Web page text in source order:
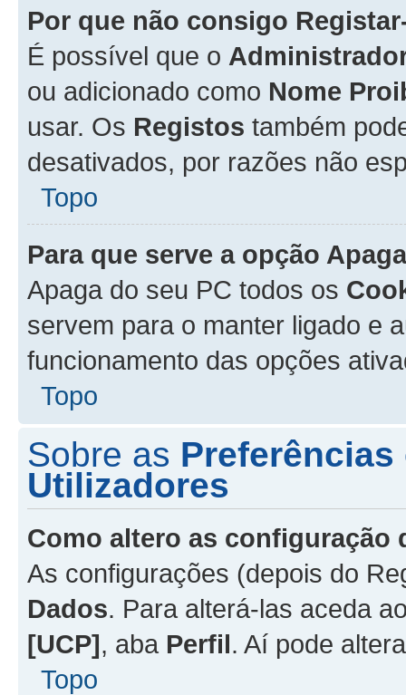
Por que não consigo
É possível que o
ou adicionado como Nome
usar. Os Registos também
desativados, por razões não
Topo
Para que serve a opção
Apaga do seu PC todos os
servem para o manter ligado e
funcionamento das opções
Topo
Sobre as
Utilizadores
Como altero as configuração
As configurações (depois do
Dados. Para alterá-las aceda
[UCP], aba Perfil. Aí pode
Topo